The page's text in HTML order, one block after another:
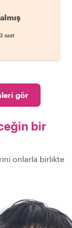
3 saat
gör
bir
onlarla birlikte